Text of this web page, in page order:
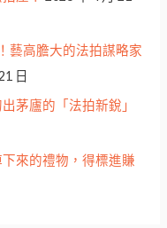
藝高膽大的法拍謀略家
日
茅廬的「法拍新銳」
來的禮物，得標進賺